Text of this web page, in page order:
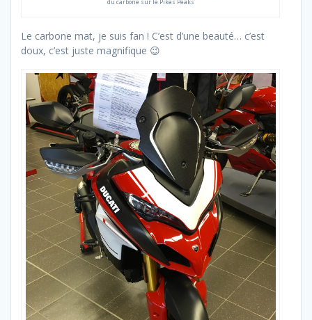
du carbone sur le Pikes Peaks
Le carbone mat, je suis fan ! C’est d’une beauté… c’est
doux, c’est juste magnifique 😉